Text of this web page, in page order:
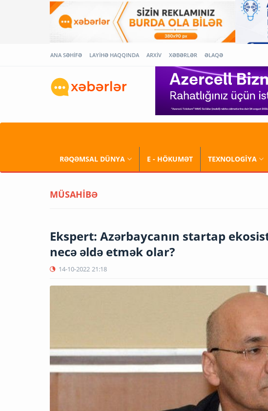
ANA SƏHİFƏ LAYİHƏ HAQQINDA ARXİV XƏBƏRLƏR ƏLAQƏ
RƏQƏMSAL DÜNYA E - HÖKUMƏT TEXNOLOGİYA
MÜSAHİBƏ
Ekspert: Azərbaycanın startap
necə əldə etmək olar?
14-10-2022 21:18